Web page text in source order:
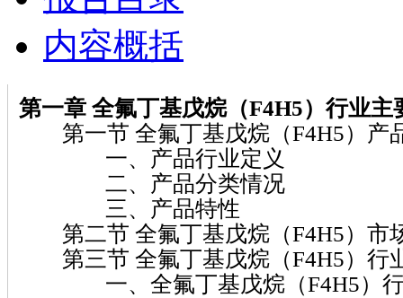
内容概括
第一章 全氟丁基戊烷（F4H5）行业主
第一节 全氟丁基戊烷（F4H5）产
一、产品行业定义
二、产品分类情况
三、产品特性
第二节 全氟丁基戊烷（F4H5）市
第三节 全氟丁基戊烷（F4H5）行
一、全氟丁基戊烷（F4H5）行